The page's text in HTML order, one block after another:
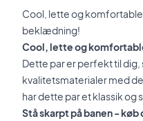
Cool, lette og
beklædning!
Cool, lette og
Dette par er perfekt til
kvalitetsmaterialer med
har dette par et klassik og
Stå skarpt på banen -